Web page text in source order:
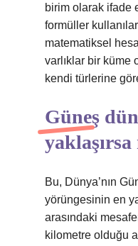
birim olarak ifade
formüller
matematiksel
varlıklar bir küme
kendi türlerine
Güneş
Bu, Dünya’nın
yörüngesinin en
arasındaki
kilometre olduğu